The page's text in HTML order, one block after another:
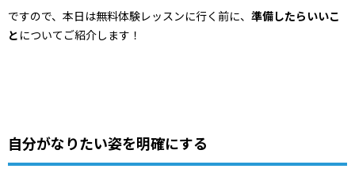
ですので、本日は無料体験レッスンに行く前に、 準備したらいいこ
と についてご紹介します！
自分がなりたい姿を明確にする